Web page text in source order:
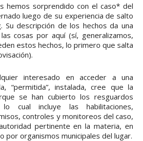
hemos sorprendido con el caso* del
luego de su experiencia de salto
Su descripción de los hechos da una
cosas por aquí (sí, generalizamos,
estos hechos, lo primero que salta
interesado en acceder a una
“permitida”, instalada, cree que la
se han cubierto los resguardos
lo cual incluye las habilitaciones,
controles y monitoreos del caso,
pertinente en la materia, en
por organismos municipales del lugar.